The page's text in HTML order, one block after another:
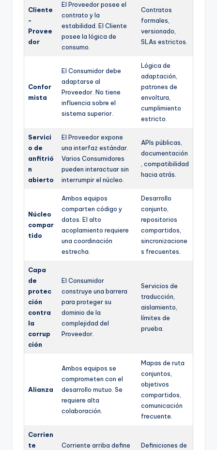
Cliente
-
Provee
dor
El Proveedor posee el
contrato y la
estabilidad. El Cliente
posee la lógica de
consumo.
Contratos
formales,
versionado,
SLAs estrictos.
Confor
mista
El Consumidor debe
adaptarse al
Proveedor. No tiene
influencia sobre el
sistema superior.
Lógica de
adaptación,
patrones de
envoltura,
cumplimiento
estricto.
Servici
o de
anfitrió
n
abierto
El Proveedor expone
una interfaz estándar.
Varios Consumidores
pueden interactuar sin
interrumpir el núcleo.
APIs públicas,
documentación
, compatibilidad
hacia atrás.
Núcleo
compar
tido
Ambos equipos
comparten código y
datos. El alto
acoplamiento requiere
una coordinación
estrecha.
Desarrollo
conjunto,
repositorios
compartidos,
sincronizacione
s frecuentes.
Capa
de
protec
ción
contra
la
corrup
ción
El Consumidor
construye una barrera
para proteger su
dominio de la
complejidad del
Proveedor.
Servicios de
traducción,
aislamiento,
límites de
prueba.
Alianza
Ambos equipos se
comprometen con el
desarrollo mutuo. Se
requiere alta
colaboración.
Mapas de ruta
conjuntos,
objetivos
compartidos,
comunicación
frecuente.
Corrien
te
Corriente arriba define
Definiciones de